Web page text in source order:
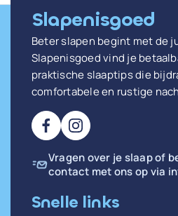
Slapenisgoed
Beter slapen begint met de
Slapenisgoed vind je
praktische slaaptips die
comfortabele en rustige
Vragen over je slaap of
contact met ons op via
Snelle links